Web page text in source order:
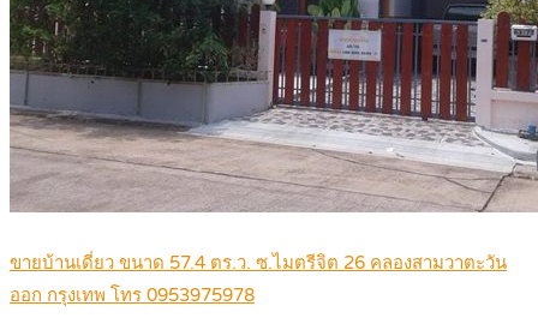
ขายบ้านเดี่ยว ขนาด 57.4 ตร.ว. ซ.ไมตรีจิต 26 คลองสามวาตะวัน
ออก กรุงเทพ โทร 0953975978